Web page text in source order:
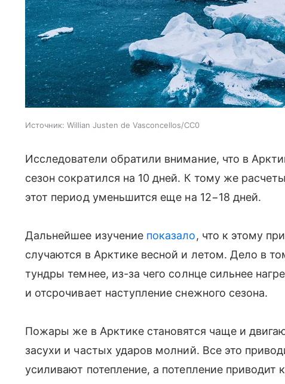
Источник: Willian Justen de Vasconcellos/CC0
Исследователи обратили внимание, что в
сезон сократился на 10 дней. К тому же
этот период уменьшится еще на 12−18 дней.
Дальнейшее изучение показало, что к этому
случаются в Арктике весной и летом. Дело в
тундры темнее, из-за чего солнце сильнее
и отсрочивает наступление снежного сезона.
Пожары же в Арктике становятся чаще и
засухи и частых ударов молний. Все это
усиливают потепление, а потепление